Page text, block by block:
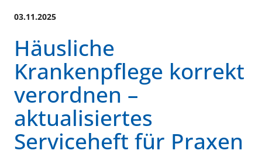
03.11.2025
Häusliche
Krankenpflege korrekt
verordnen –
aktualisiertes
Serviceheft für Praxen